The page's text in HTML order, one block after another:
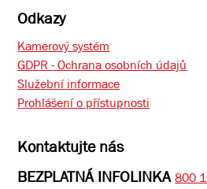
Odkazy
Kamerový systém
GDPR - Ochrana osobních údajů
Služební informace
Prohlášení o přístupnosti
Kontaktujte nás
BEZPLATNÁ INFOLINKA 800